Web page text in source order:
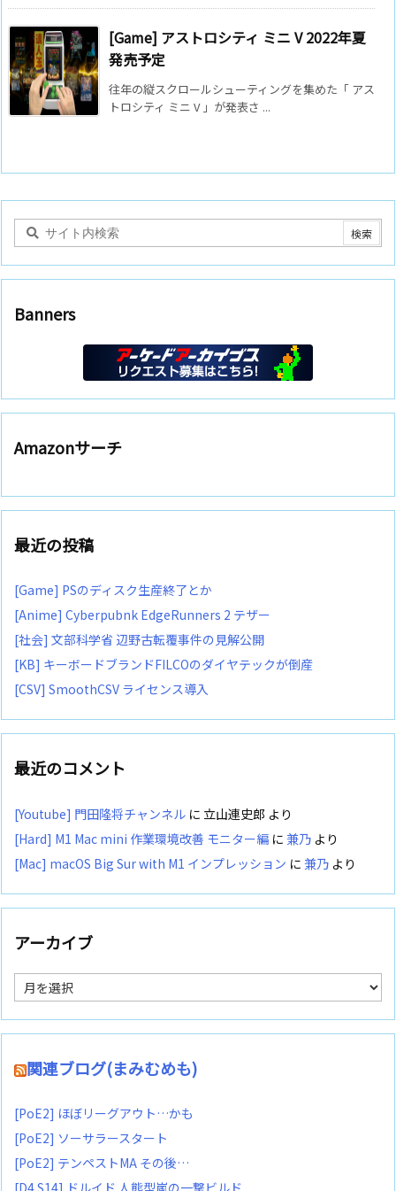
[Game] アストロシティ ミニ V 2022年夏
発売予定
往年の縦スクロールシューティングを集めた「 アス
トロシティ ミニ V 」が発表さ ...
Banners
Amazonサーチ
最近の投稿
[Game] PSのディスク生産終了とか
[Anime] Cyberpubnk EdgeRunners 2 テザー
[社会] 文部科学省 辺野古転覆事件の見解公開
[KB] キーボードブランドFILCOのダイヤテックが倒産
[CSV] SmoothCSV ライセンス導入
最近のコメント
[Youtube] 門田隆将チャンネル に 立山連史郎 より
[Hard] M1 Mac mini 作業環境改善 モニター編 に 兼乃 より
[Mac] macOS Big Sur with M1 インプレッション に 兼乃 より
アーカイブ
ア
ー
カ
イ
関連ブログ(まみむめも)
[PoE2] ほぼリーグアウト…かも
[PoE2] ソーサラースタート
[PoE2] テンペストMA その後…
[D4 S14] ドルイド 人熊型嵐の一撃ビルド